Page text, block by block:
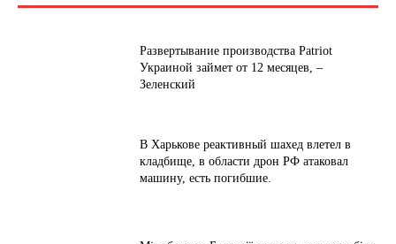
Развертывание производства Patriot
Украиной займет от 12 месяцев, –
Зеленский
В Харькове реактивный шахед влетел в
кладбище, в области дрон РФ атаковал
машину, есть погибшие.